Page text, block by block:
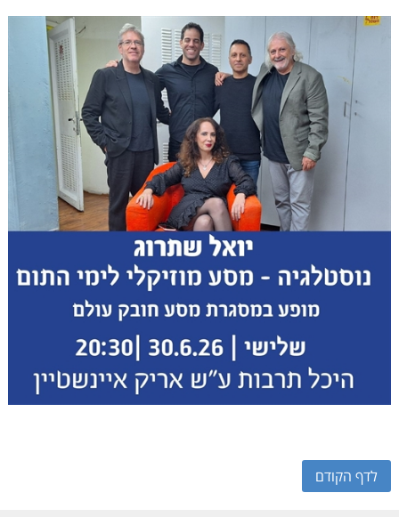
לדף הקודם